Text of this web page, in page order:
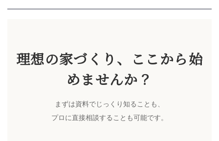
理想の家づくり、ここから始
めませんか？
まずは資料でじっくり知ることも、
プロに直接相談することも可能です。